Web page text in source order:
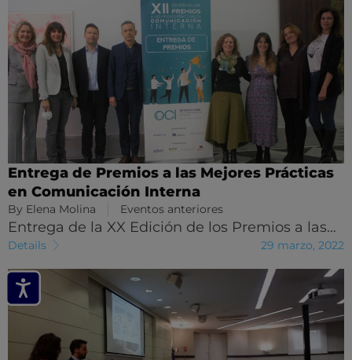
Entrega de Premios a las Mejores Prácticas
en Comunicación Interna
By Elena Molina Eventos anteriores
Entrega de la XX Edición de los Premios a las…
Details 29 marzo, 2022